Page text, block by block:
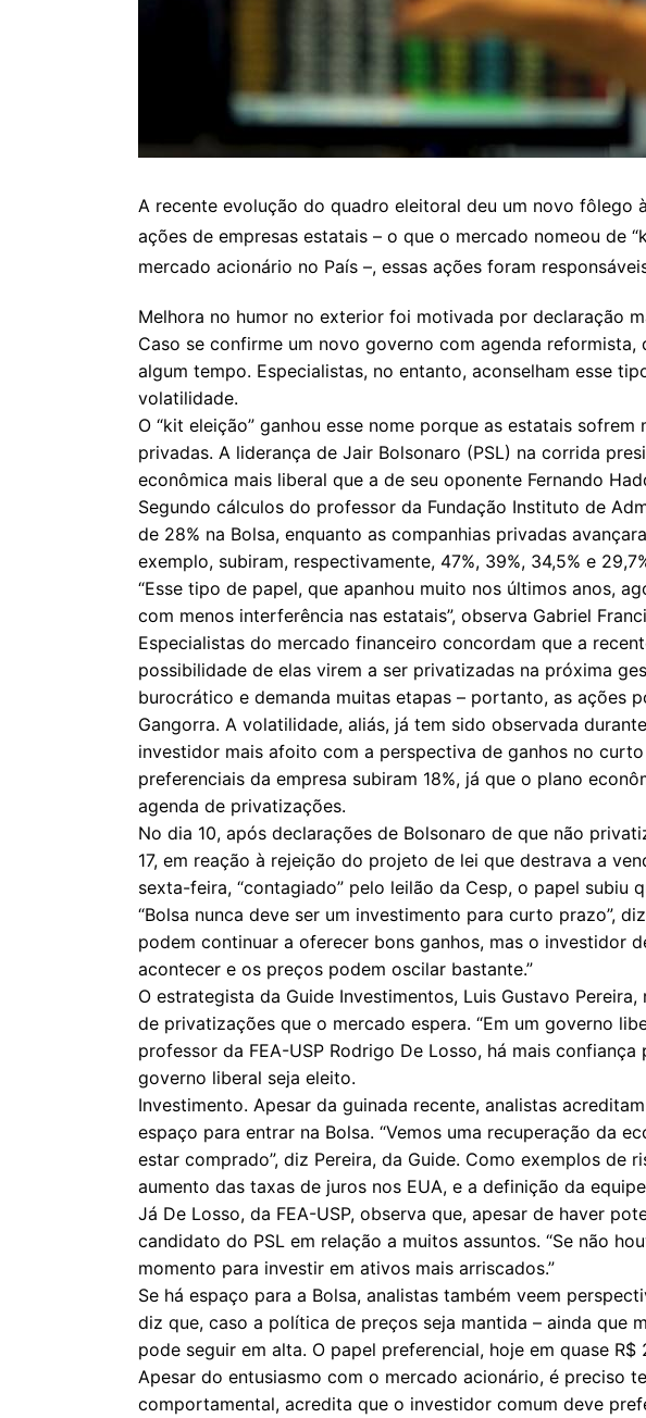
A recente evolução do quadro eleitoral deu um novo fôlego
ações de empresas estatais – o que o mercado nomeou de
mercado acionário no País –, essas ações foram
Melhora no humor no exterior foi motivada por declaração
Caso se confirme um novo governo com agenda
algum tempo. Especialistas, no entanto, aconselham esse
volatilidade.
O “kit eleição” ganhou esse nome porque as estatais
privadas. A liderança de Jair Bolsonaro (PSL) na corrida
econômica mais liberal que a de seu oponente Fernando
Segundo cálculos do professor da Fundação Instituto de
de 28% na Bolsa, enquanto as companhias privadas
exemplo, subiram, respectivamente, 47%, 39%, 34,5% e
“Esse tipo de papel, que apanhou muito nos últimos anos,
com menos interferência nas estatais”, observa Gabriel
Especialistas do mercado financeiro concordam que a
possibilidade de elas virem a ser privatizadas na próxima
burocrático e demanda muitas etapas – portanto, as ações
Gangorra. A volatilidade, aliás, já tem sido observada
investidor mais afoito com a perspectiva de ganhos no
preferenciais da empresa subiram 18%, já que o plano
agenda de privatizações.
No dia 10, após declarações de Bolsonaro de que não
17, em reação à rejeição do projeto de lei que destrava a
sexta-feira, “contagiado” pelo leilão da Cesp, o papel subiu
“Bolsa nunca deve ser um investimento para curto prazo”,
podem continuar a oferecer bons ganhos, mas o investidor
acontecer e os preços podem oscilar bastante.”
O estrategista da Guide Investimentos, Luis Gustavo
de privatizações que o mercado espera. “Em um governo
professor da FEA-USP Rodrigo De Losso, há mais
governo liberal seja eleito.
Investimento. Apesar da guinada recente, analistas
espaço para entrar na Bolsa. “Vemos uma recuperação da
estar comprado”, diz Pereira, da Guide. Como exemplos
aumento das taxas de juros nos EUA, e a definição da
Já De Losso, da FEA-USP, observa que, apesar de haver
candidato do PSL em relação a muitos assuntos. “Se não
momento para investir em ativos mais arriscados.”
Se há espaço para a Bolsa, analistas também veem
diz que, caso a política de preços seja mantida – ainda que
pode seguir em alta. O papel preferencial, hoje em quase
Apesar do entusiasmo com o mercado acionário, é preciso
comportamental, acredita que o investidor comum deve